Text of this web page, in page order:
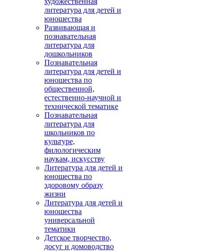
литература для детей и
юношества
Развивающая и
познавательная
литература для
дошкольников
Познавательная
литература для детей и
юношества по
общественной,
естественно-научной и
технической тематике
Познавательная
литература для
школьников по
культуре,
филологическим
наукам, искусству
Литература для детей и
юношества по
здоровому образу
жизни
Литература для детей и
юношества
универсальной
тематики
Детское творчество,
досуг и домоводство